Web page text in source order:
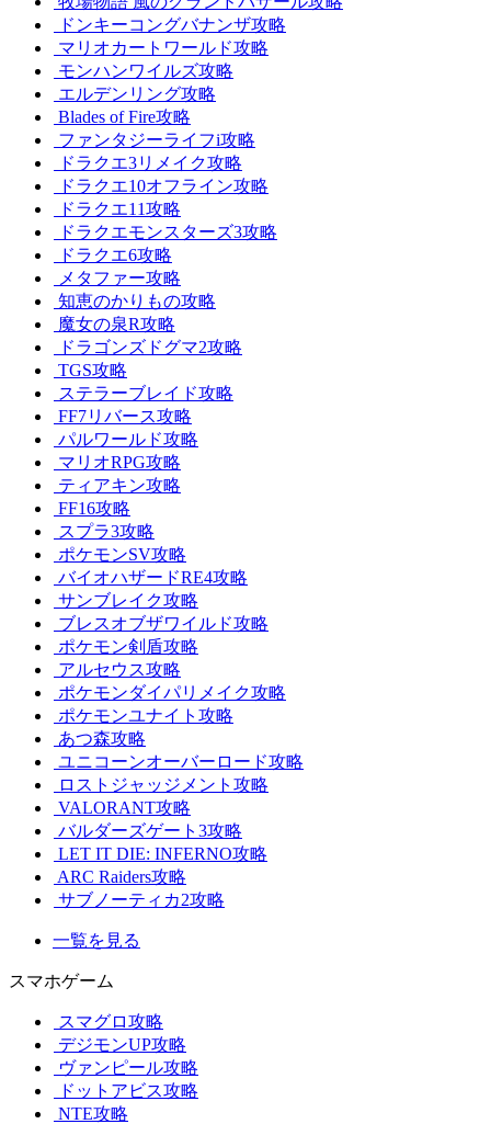
ドンキーコングバナンザ攻略
マリオカートワールド攻略
モンハンワイルズ攻略
エルデンリング攻略
Blades of Fire攻略
ファンタジーライフi攻略
ドラクエ3リメイク攻略
ドラクエ10オフライン攻略
ドラクエ11攻略
ドラクエモンスターズ3攻略
ドラクエ6攻略
メタファー攻略
知恵のかりもの攻略
魔女の泉R攻略
ドラゴンズドグマ2攻略
TGS攻略
ステラーブレイド攻略
FF7リバース攻略
パルワールド攻略
マリオRPG攻略
ティアキン攻略
FF16攻略
スプラ3攻略
ポケモンSV攻略
バイオハザードRE4攻略
サンブレイク攻略
ブレスオブザワイルド攻略
ポケモン剣盾攻略
アルセウス攻略
ポケモンダイパリメイク攻略
ポケモンユナイト攻略
あつ森攻略
ユニコーンオーバーロード攻略
ロストジャッジメント攻略
VALORANT攻略
バルダーズゲート3攻略
LET IT DIE: INFERNO攻略
ARC Raiders攻略
サブノーティカ2攻略
一覧を見る
スマホゲーム
スマグロ攻略
デジモンUP攻略
ヴァンピール攻略
ドットアビス攻略
NTE攻略